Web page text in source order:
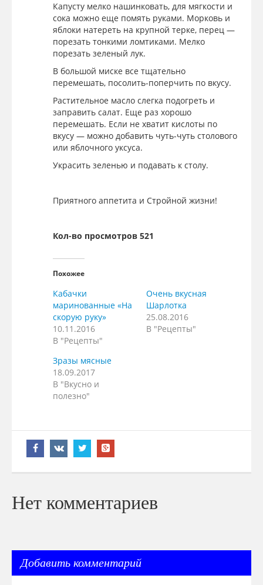
Капусту мелко нашинковать, для мягкости и
сока можно еще помять руками. Морковь и
яблоки натереть на крупной терке, перец —
порезать тонкими ломтиками. Мелко
порезать зеленый лук.
В большой миске все тщательно
перемешать, посолить-поперчить по вкусу.
Растительное масло слегка подогреть и
заправить салат. Еще раз хорошо
перемешать. Если не хватит кислоты по
вкусу — можно добавить чуть-чуть столового
или яблочного уксуса.
Украсить зеленью и подавать к столу.
Приятного аппетита и Стройной жизни!
Кол-во просмотров 521
Похожее
Кабачки
маринованные «На
скорую руку»
10.11.2016
В "Рецепты"
Очень вкусная
Шарлотка
25.08.2016
В "Рецепты"
Зразы мясные
18.09.2017
В "Вкусно и
полезно"
Нет комментариев
Добавить комментарий